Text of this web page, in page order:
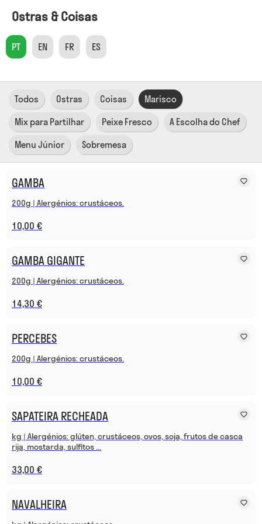
Ostras & Coisas
PT EN FR ES
Todos Ostras Coisas Marisco
Mix para Partilhar Peixe Fresco A Escolha do Chef
Menu Júnior Sobremesa
GAMBA
200g | Alergénios: crustáceos.
10,00 €
GAMBA GIGANTE
200g | Alergénios: crustáceos.
14,30 €
PERCEBES
200g | Alergénios: crustáceos.
10,00 €
SAPATEIRA RECHEADA
kg | Alergénios: glúten, crustáceos, ovos, soja, frutos de casca
rija, mostarda, sulfitos ...
33,00 €
NAVALHEIRA